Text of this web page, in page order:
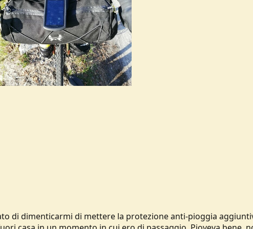
di dimenticarmi di mettere la protezione anti-pioggia